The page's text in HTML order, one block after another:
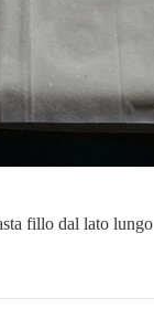
fillo dal lato lungo